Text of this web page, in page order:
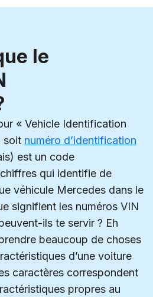
le
« Vehicle Identification
soit numéro d’identification
est un code
qui identifie de
véhicule Mercedes dans le
signifient les numéros VIN
ils te servir ? Eh
beaucoup de choses
d’une voiture
caractères correspondent
propres au